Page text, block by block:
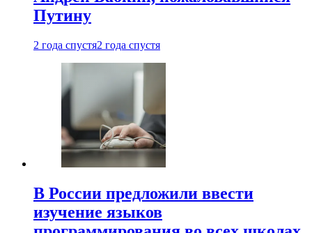
Путину
2 года спустя2 года спустя
В России предложили ввести
изучение языков